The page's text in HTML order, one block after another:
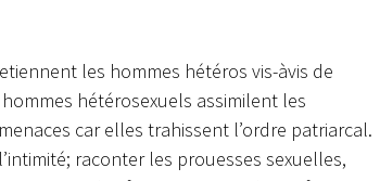
les hommes hétéros vis-àvis de
hommes hétérosexuels assimilent les
car elles trahissent l’ordre patriarcal.
raconter les prouesses sexuelles,